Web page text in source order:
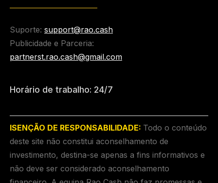
Suporte: support@rao.cash
Publicidade e Parceria:
partnerst.rao.cash@gmail.com
Horário de trabalho: 24/7
ISENÇÃO DE RESPONSABILIDADE: Todo o conteúdo
deste site não constitui aconselhamento de
investimento, destina-se apenas a fins informativos e
não deve ser considerado aconselhamento